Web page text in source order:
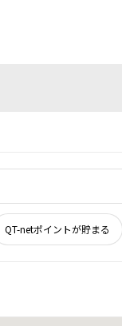
QT-netポイントが貯まる